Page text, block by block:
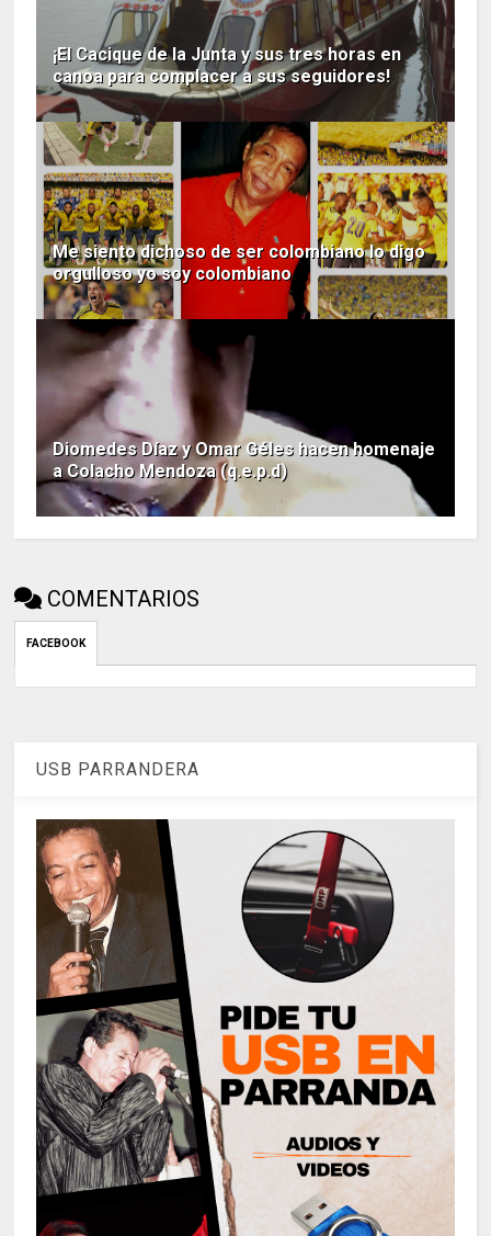
¡El Cacique de la Junta y sus tres horas en
canoa para complacer a sus seguidores!
Me siento dichoso de ser colombiano lo digo
orgulloso yo soy colombiano
Diomedes Díaz y Omar Géles hacen homenaje
a Colacho Mendoza (q.e.p.d)
COMENTARIOS
FACEBOOK
USB PARRANDERA